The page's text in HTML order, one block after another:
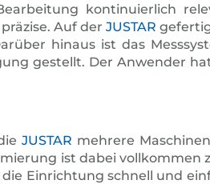
konti­nuierlich
Auf der JUSTAR
hinaus ist das
gestellt. Der Anwender
JUSTAR mehrere
ist dabei vollkommen
Einrichtung schnell und